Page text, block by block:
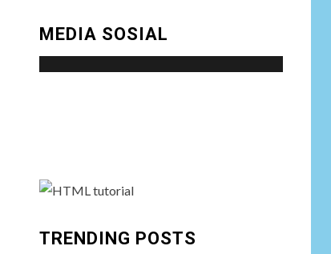
MEDIA SOSIAL
TRENDING POSTS